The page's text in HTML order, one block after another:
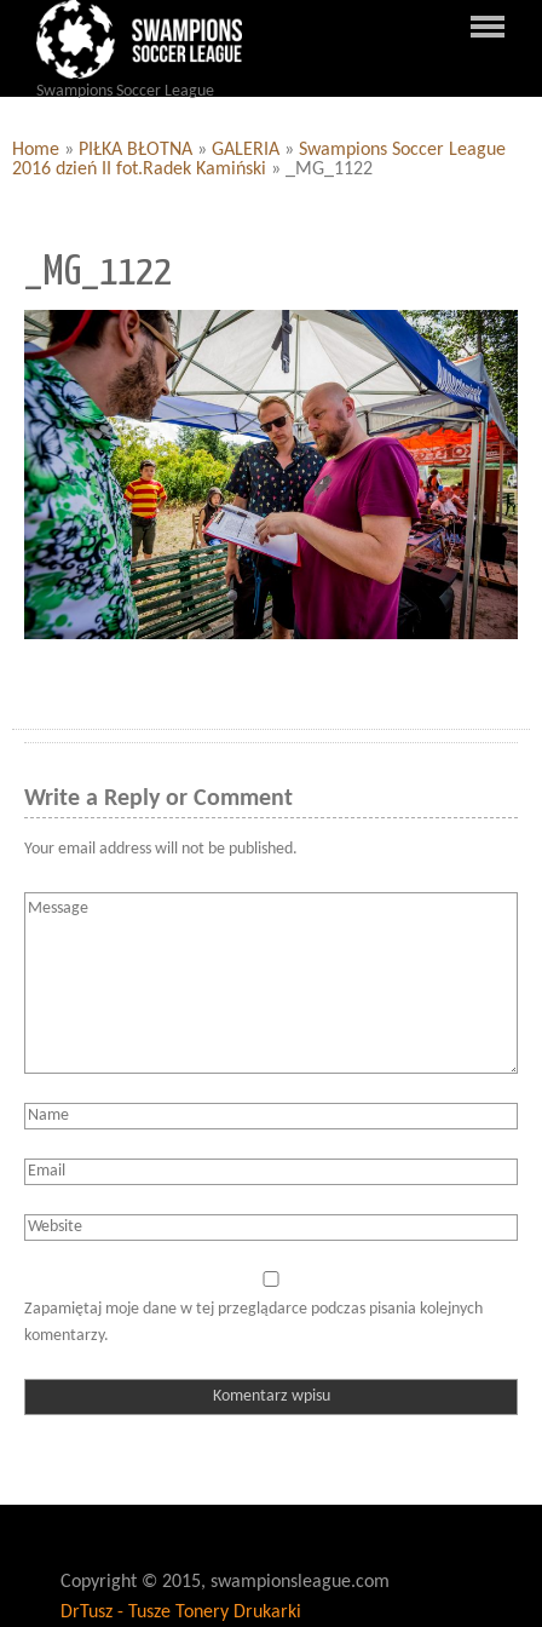
Swampions Soccer League
Home » PIŁKA BŁOTNA » GALERIA » Swampions Soccer League
2016 dzień II fot.Radek Kamiński » _MG_1122
_MG_1122
Write a Reply or Comment
Your email address will not be published.
Zapamiętaj moje dane w tej przeglądarce podczas pisania kolejnych
komentarzy.
Copyright © 2015, swampionsleague.com
DrTusz - Tusze Tonery Drukarki